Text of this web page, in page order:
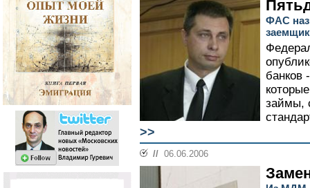
ФАС
банков
займы,
>>
// 06.06.2006